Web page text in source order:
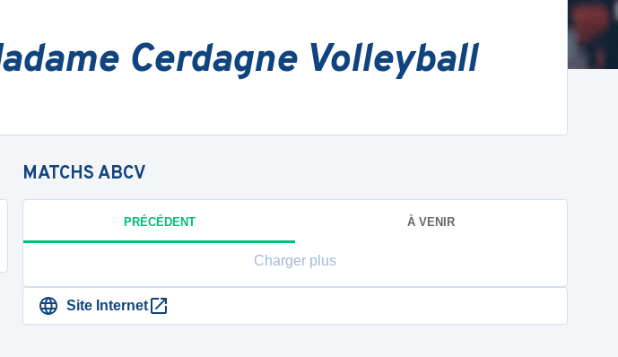
Cerdagne Volleyball
MATCHSABCV
PRÉCÉDENT À VENIR
Charger plus
Site Internet